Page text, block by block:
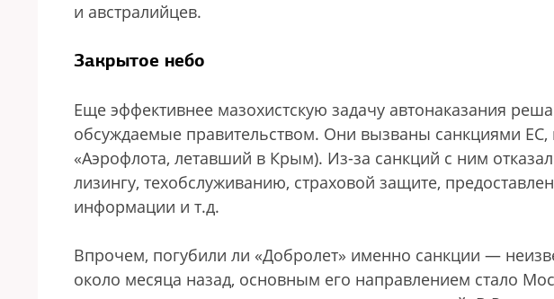
и австралийцев.
Закрытое небо
Еще эффективнее мазохистскую задачу автонаказания
обсуждаемые правительством. Они вызваны санкциями ЕС,
«Аэрофлота, летавший в Крым). Из-за санкций с ним
лизингу, техобслуживанию, страховой защите,
информации и т.д.
Впрочем, погубили ли «Добролет» именно санкции —
около месяца назад, основным его направлением стало